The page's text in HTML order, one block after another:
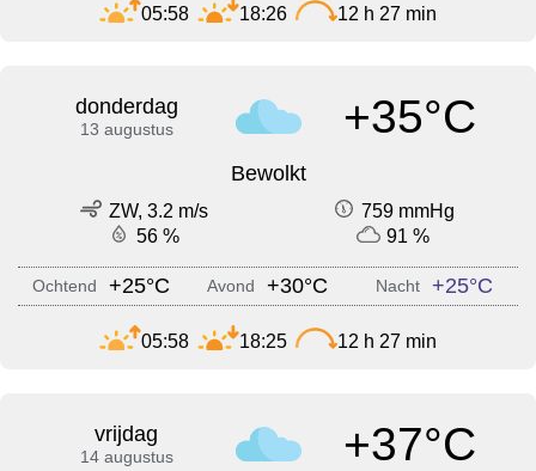
05:58 18:26 12 h 27 min
donderdag
13 augustus +35°C
Bewolkt
ZW, 3.2 m/s
759 mmHg
56 %
91 %
Ochtend +25°C Avond +30°C Nacht +25°C
05:58 18:25 12 h 27 min
vrijdag
14 augustus +37°C